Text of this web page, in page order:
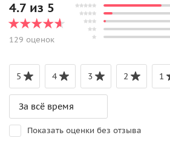
4.7 из 5
129 оценок
5 4 3 2 1
Показать оценки без отзыва